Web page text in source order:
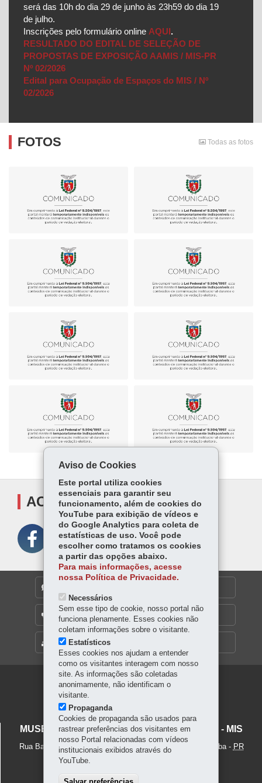
será das 10h do dia 29 de junho às 23h59 do dia 19
de julho.
Inscrições pelo formulário online AQUI .
RESULTADO DO EDITAL DE SELEÇÃO DE
PROPOSTAS DE EXPOSIÇÃO AAMIS / MIS-PR
Nº 02/2026
Edital para Ocupação de Espaços do MIS / Nº
02/2026
FOTOS Todas as fotos
ACOMPANHE
MAPA DO SITE
OUVIDORIA
Navegação
Principal
MIS
MUSEU DA IMAGEM E DO SOM DO PARANÁ - MIS
Rua Barão do Rio Branco, 395 - Centro - 80010-180 Curitiba- PR
Aviso de Cookies
Este portal utiliza cookies
essenciais para garantir seu
funcionamento, além de cookies do
YouTube para exibição de vídeos e
do Google Analytics para coleta de
estatísticas de uso. Você pode
escolher como tratamos os cookies
a partir das opções abaixo.
Para mais informações, acesse
nossa Política de Privacidade.
Necessários
Sem esse tipo de cookie, nosso portal não
funciona plenamente. Esses cookies não
coletam informações sobre o visitante.
Estatísticos
Esses cookies nos ajudam a entender
como os visitantes interagem com nosso
site. As informações são coletadas
anonimamente, não identificam o
visitante.
Propaganda
Cookies de propaganda são usados para
rastrear preferências dos visitantes em
nosso Portal relacionadas com vídeos
institucionais exibidos através do
YouTube.